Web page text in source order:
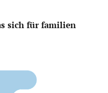
sich für familien